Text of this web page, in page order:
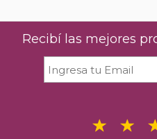
Recibí las mejores